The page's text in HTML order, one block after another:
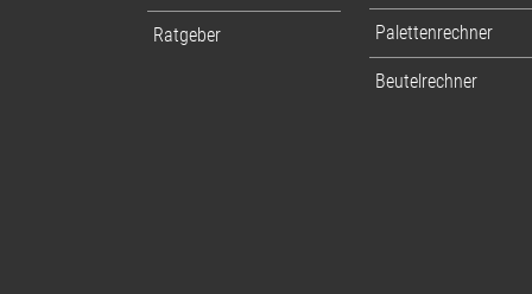
Ratgeber Palettenrechner
Beutelrechner